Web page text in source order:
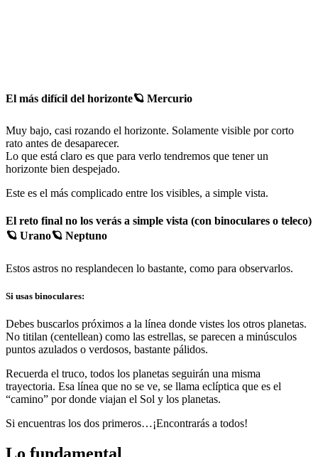
El más difícil del horizonte🪐 Mercurio
Muy bajo, casi rozando el horizonte. Solamente visible por corto
rato antes de desaparecer.
Lo que está claro es que para verlo tendremos que tener un
horizonte bien despejado.
Este es el más complicado entre los visibles, a simple vista.
El reto final no los verás a simple vista (con binoculares o teleco)
🪐 Urano🪐 Neptuno
Estos astros no resplandecen lo bastante, como para observarlos.
Si usas binoculares:
Debes buscarlos próximos a la línea donde vistes los otros planetas.
No titilan (centellean) como las estrellas, se parecen a minúsculos
puntos azulados o verdosos, bastante pálidos.
Recuerda el truco, todos los planetas seguirán una misma
trayectoria. Esa línea que no se ve, se llama eclíptica que es el
“camino” por donde viajan el Sol y los planetas.
Si encuentras los dos primeros…¡Encontrarás a todos!
Lo fundamental